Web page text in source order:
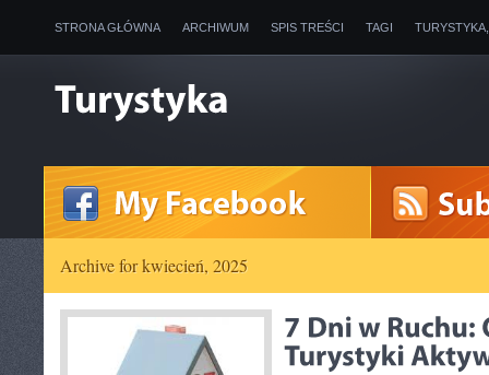
STRONA GŁÓWNA ARCHIWUM SPIS TREŚCI TAGI
Archive for kwiecień, 2025